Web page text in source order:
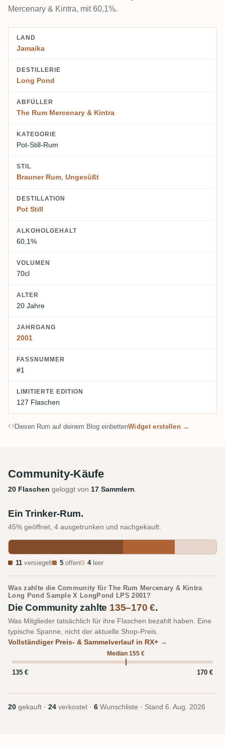
Mercenary & Kintra, mit 60,1%.
LAND
Jamaika
DESTILLERIE
Long Pond
ABFÜLLER
The Rum Mercenary & Kintra
KATEGORIE
Pot-Still-Rum
STIL
Brauner Rum, Ungesüßt
DESTILLATION
Pot Still
ALKOHOLGEHALT
60,1%
VOLUMEN
70cl
ALTER
20 Jahre
JAHRGANG
2001
FASSNUMMER
#1
LIMITIERTE EDITION
127 Flaschen
Diesen Rum auf deinem Blog einbettenWidget erstellen →
Community-Käufe
20 Flaschen geloggt von 17 Sammlern.
Ein Trinker-Rum.
45% geöffnet, 4 ausgetrunken und nachgekauft.
11 versiegelt 5 offen 4leer
Was zahlte die Community für The Rum Mercenary & Kintra
Long Pond Sample X LongPond LPS 2001?
Die Community zahlte 135–170 €.
Was Mitglieder tatsächlich für ihre Flaschen bezahlt haben. Eine
typische Spanne, nicht der aktuelle Shop-Preis.
Vollständiger Preis- & Sammelverlauf in RX+ →
Median 155 €
135 € 170 €
20 gekauft · 24 verkostet · 6 Wunschliste · Stand 6. Aug. 2026